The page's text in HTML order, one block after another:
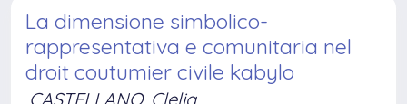
La dimensione simbolico-
rappresentativa e comunitaria nel
droit coutumier civile kabylo
CASTELLANO, Clelia